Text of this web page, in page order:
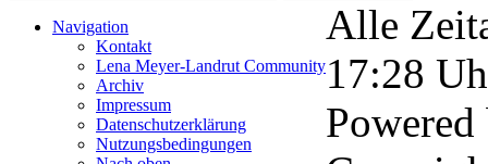
Navigation
Kontakt
Lena Meyer-Landrut Community
Archiv
Impressum
Datenschutzerklärung
Nutzungsbedingungen
Alle
17:28